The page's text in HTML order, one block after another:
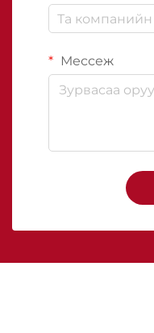
Мессеж